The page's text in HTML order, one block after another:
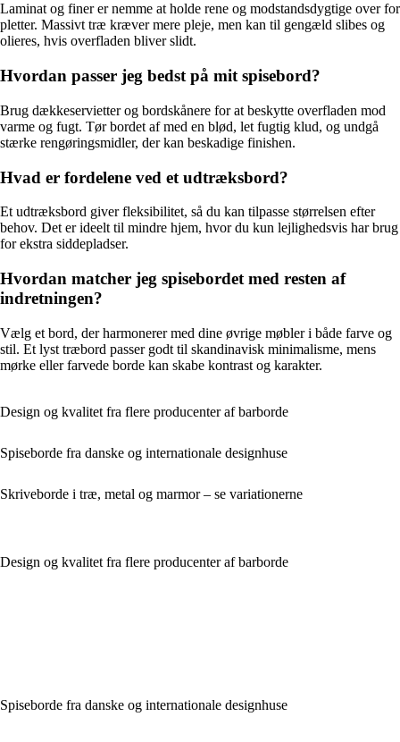
Laminat og finer er nemme at holde rene og modstandsdygtige over for
pletter. Massivt træ kræver mere pleje, men kan til gengæld slibes og
olieres, hvis overfladen bliver slidt.
Hvordan passer jeg bedst på mit spisebord?
Brug dækkeservietter og bordskånere for at beskytte overfladen mod
varme og fugt. Tør bordet af med en blød, let fugtig klud, og undgå
stærke rengøringsmidler, der kan beskadige finishen.
Hvad er fordelene ved et udtræksbord?
Et udtræksbord giver fleksibilitet, så du kan tilpasse størrelsen efter
behov. Det er ideelt til mindre hjem, hvor du kun lejlighedsvis har brug
for ekstra siddepladser.
Hvordan matcher jeg spisebordet med resten af
indretningen?
Vælg et bord, der harmonerer med dine øvrige møbler i både farve og
stil. Et lyst træbord passer godt til skandinavisk minimalisme, mens
mørke eller farvede borde kan skabe kontrast og karakter.
Design og kvalitet fra flere producenter af barborde
Spiseborde fra danske og internationale designhuse
Skriveborde i træ, metal og marmor – se variationerne
Design og kvalitet fra flere producenter af barborde
Spiseborde fra danske og internationale designhuse